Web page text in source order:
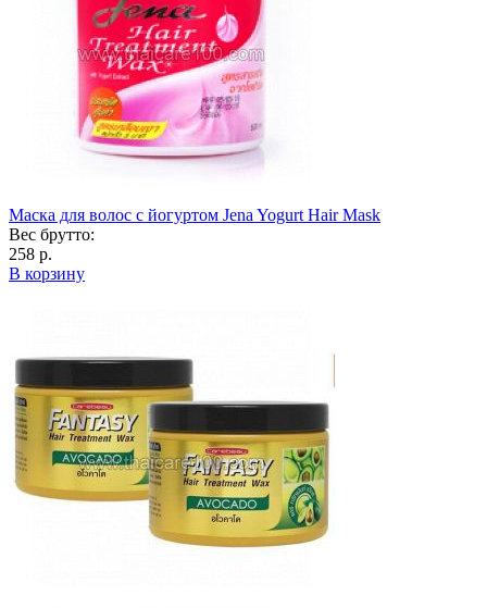
Маска для волос с йогуртом Jena Yogurt Hair Mask
Вес брутто:
258 р.
В корзину